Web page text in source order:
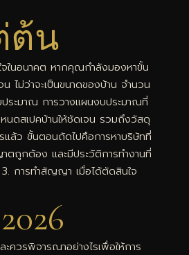
ต้น
ในอนาคต หากคุณกำลังมองหาขั้น
ไม่ว่าจะเป็นขนาดของบ้าน จำนวน
ระมาณ การวางแผนงบประมาณที่
นดสเปคบ้านให้ชัดเจน รวมถึงวัสดุ
แล้ว ขั้นตอนถัดไปคือการหาบริษัทที่
ตถูกต้อง และมีประวัติการทำงานที่
3. การทำสัญญา เมื่อได้ตัดสินใจ
ควรพิจารณาอย่างไรเพื่อให้การ